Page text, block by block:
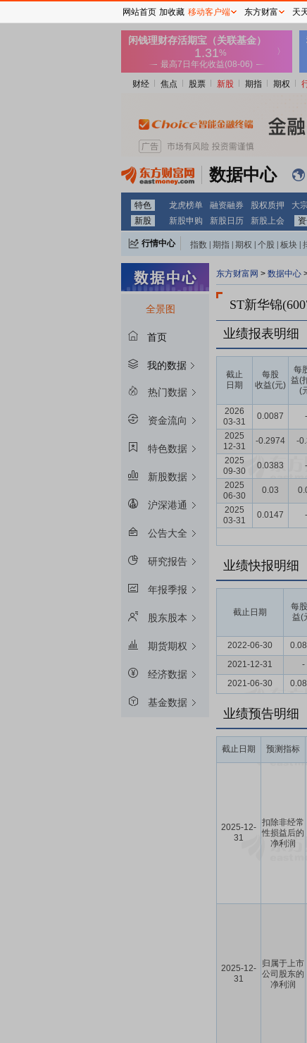
财经 焦点 股票 新股 期指 期权
数据中心
特色 龙虎榜单 融资融券 股权质押 大
新股
新股申购 新股日历 新股上会
行情中心 指数 期指 期权 个股 板块
全景图
首页
我的数据
热门数据
资金流向
特色数据
新股数据
沪深港通
公告大全
研究报告
年报季报
股东股本
期货期权
经济数据
基金数据
东方财富网 > 数据中心
ST新华锦
业绩报表明细
截止
日期
每股
收益(元)
每
益(
(
2026
03-31
0.0087 -
2025
12-31
-0.2974 -
2025
09-30
0.0383 -
2025
06-30
0.03
2025
03-31
0.0147 -
业绩快报明细
截止日期
每
益(
2022-06-30
2021-12-31
-
2021-06-30
业绩预告明细
截止日期 预测指标
2025-12-
31
扣除非经常
性损益后的
净利润
2025-12-
31
归属于上市
公司股东的
净利润
网站首页 加收藏 移动客户端 东方财富 天